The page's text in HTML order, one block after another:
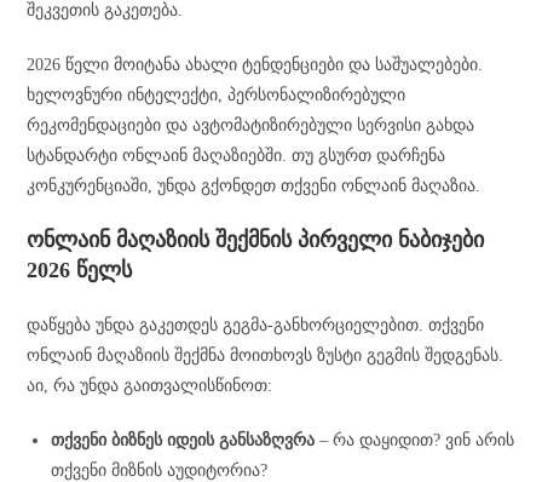
შეკვეთის გაკეთება.
2026 წელი მოიტანა ახალი ტენდენციები და საშუალებები.
ხელოვნური ინტელექტი, პერსონალიზირებული
რეკომენდაციები და ავტომატიზირებული სერვისი გახდა
სტანდარტი ონლაინ მაღაზიებში. თუ გსურთ დარჩენა
კონკურენციაში, უნდა გქონდეთ თქვენი ონლაინ მაღაზია.
ონლაინ მაღაზიის შექმნის პირველი ნაბიჯები
2026 წელს
დაწყება უნდა გაკეთდეს გეგმა-განხორციელებით. თქვენი
ონლაინ მაღაზიის შექმნა მოითხოვს ზუსტი გეგმის შედგენას.
აი, რა უნდა გაითვალისწინოთ:
თქვენი ბიზნეს იდეის განსაზღვრა – რა დაყიდით? ვინ არის
თქვენი მიზნის აუდიტორია?